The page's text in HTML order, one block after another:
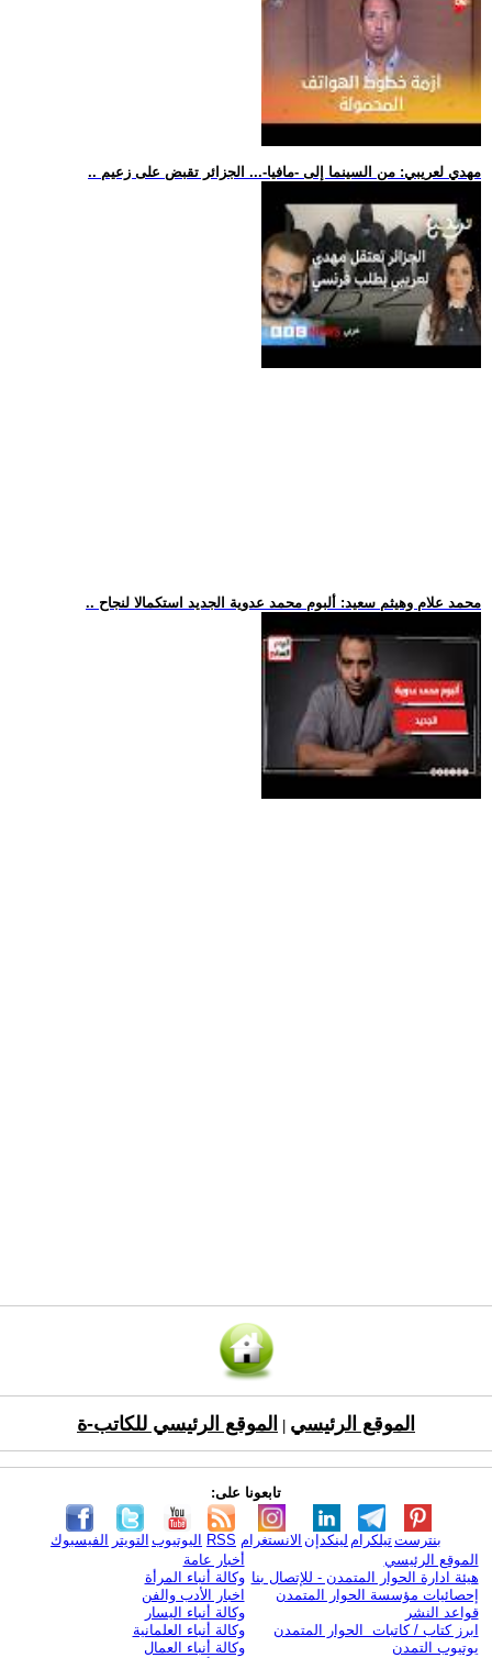
.. مهدي لعريبي: من السينما إلى -مافيا-... الجزائر تقبض على زعيم
.. محمد علام وهيثم سعيد: ألبوم محمد عدوية الجديد استكمالا لنجاح
الموقع الرئيسي الموقع الرئيسي للكاتب-ة
تابعونا على:
الفيسبوك التويتر اليوتيوب RSS الانستغرام لينكدإن تيلكرامبنترست
الموقع الرئيسي
هيئة ادارة الحوار المتمدن - للإتصال بنا
إحصائيات مؤسسة الحوار المتمدن
قواعد النشر
ابرز كتاب / كاتبات الحوار المتمدن
يوتيوب التمدن
أخبار عامة
وكالة أنباء المرأة
اخبار الأدب والفن
وكالة أنباء اليسار
وكالة أنباء العلمانية
وكالة أنباء العمال